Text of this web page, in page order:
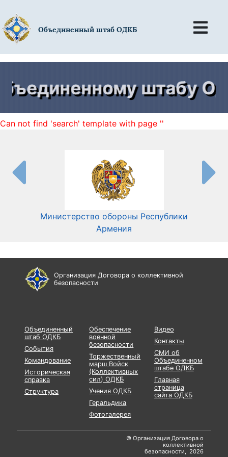
Объединенный штаб ОДКБ
штабу
Can not find 'search' template with page ''
Министерство обороны Республики
Армения
Организация Договора о коллективной
безопасности
Объединенный
штаб ОДКБ
События
Командование
Историческая
справка
Структура
Обеспечение
военной
безопасности
Торжественный
марш Войск
(Коллективных
сил) ОДКБ
Учения ОДКБ
Геральдика
Фотогалерея
Видео
Контакты
СМИ об
Объединенном
штабе ОДКБ
Главная
страница
сайта ОДКБ
© Организация Договора о
коллективной
безопасности, 2026